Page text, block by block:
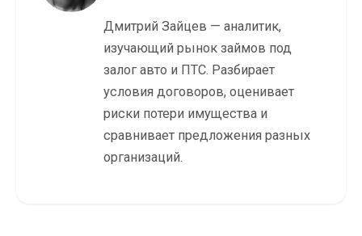
Дмитрий Зайцев — аналитик,
изучающий рынок займов под
залог авто и ПТС. Разбирает
условия договоров, оценивает
риски потери имущества и
сравнивает предложения разных
организаций.